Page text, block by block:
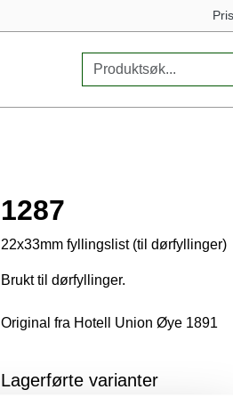
1287
22x33mm fyllingslist (til dørfyllinger)
Brukt til dørfyllinger.
Original fra Hotell Union Øye 1891
Lagerførte varianter